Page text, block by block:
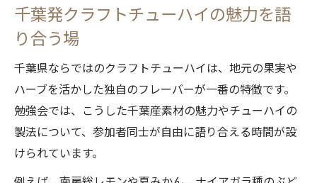
千葉発クラフトチューハイの魅力を語
り合う場
千葉県ならではのクラフトチューハイは、地元の果実や
ハーブを活かした独自のフレーバーが一番の特徴です。
勉強会では、こうした千葉産素材の魅力やチューハイの
製法について、参加者同士が自由に語り合える時間が設
けられています。